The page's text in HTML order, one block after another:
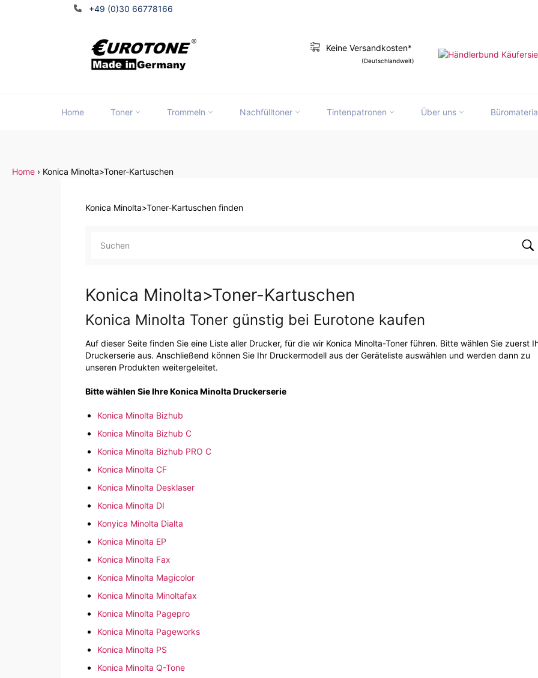
+49 (0)30 66778166
Keine Versandkosten*
(Deutschlandweit)
Home Toner Trommeln Nachfülltoner Tintenpatronen Über uns
Home › Konica Minolta>Toner-Kartuschen
Konica Minolta>Toner-Kartuschen finden
Konica Minolta>Toner-Kartuschen
Konica Minolta Toner günstig bei Eurotone kaufen
Auf dieser Seite finden Sie eine Liste aller Drucker, für die wir Konica Minolta-Toner führen. Bitte wählen Sie zuerst
Druckerserie aus. Anschließend können Sie Ihr Druckermodell aus der Geräteliste auswählen und werden dann zu
unseren Produkten weitergeleitet.
Bitte wählen Sie Ihre Konica Minolta Druckerserie
Konica Minolta Bizhub
Konica Minolta Bizhub C
Konica Minolta Bizhub PRO C
Konica Minolta CF
Konica Minolta Desklaser
Konica Minolta DI
Konyica Minolta Dialta
Konica Minolta EP
Konica Minolta Fax
Konica Minolta Magicolor
Konica Minolta Minoltafax
Konica Minolta Pagepro
Konica Minolta Pageworks
Konica Minolta PS
Konica Minolta Q-Tone